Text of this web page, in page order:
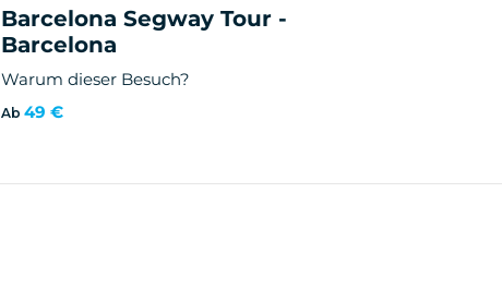
Barcelona Segway Tour -
Barcelona
Warum dieser Besuch?
Ab49 €